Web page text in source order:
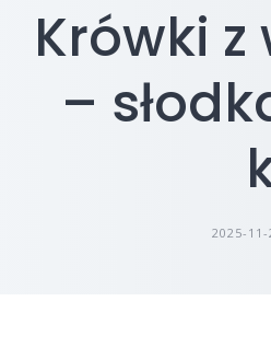
Krówki
–
2025-11-